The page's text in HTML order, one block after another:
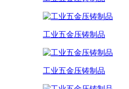
工业五金压铸制品
工业五金压铸制品